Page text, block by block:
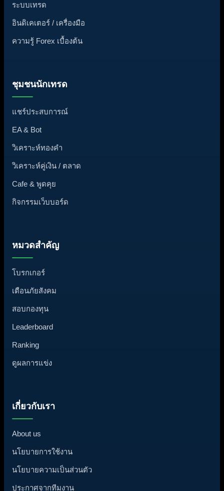
ระบบเทรด
อินดิเคเตอร์ / เครื่องมือ
ความรู้ Forex เบื้องต้น
ชุมชนนักเทรด
แชร์ประสบการณ์
EA & Bot
วิเคราะห์ทองคำ
วิเคราะห์คู่เงิน / ตลาด
Cafe & พูดคุย
กิจกรรมเว็บบอร์ด
หมวดสำคัญ
โบรกเกอร์
เตือนภัยสังคม
สอบกองทุน
Leaderboard
Ranking
ดูผลการแข่ง
เกี่ยวกับเรา
About us
นโยบายการใช้งาน
นโยบายความเป็นส่วนตัว
ประกาศจากทีมงาน